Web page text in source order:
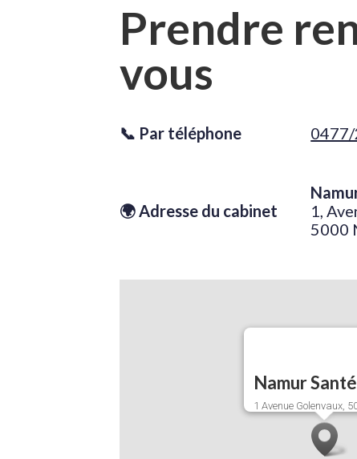
Prendre
vous
📞 Par téléphone
🌍 Adresse du cabinet
1,
5000
Namur Santé
1 Avenue Golenvaux,